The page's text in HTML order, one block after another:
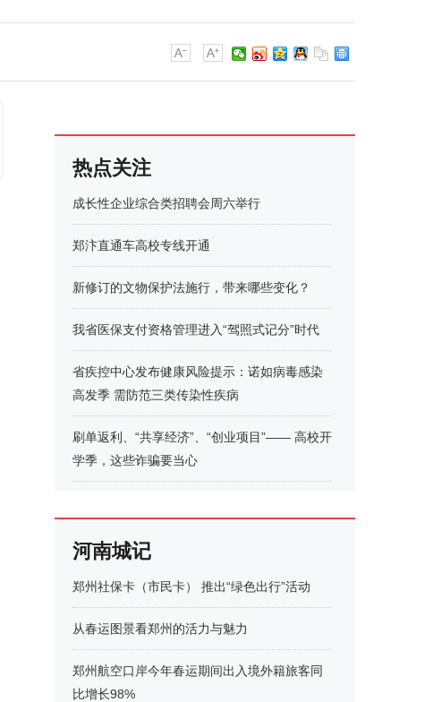
热点关注
成长性企业综合类招聘会周六举行
郑汴直通车高校专线开通
新修订的文物保护法施行，带来哪些变化？
我省医保支付资格管理进入“驾照式记分”时代
省疾控中心发布健康风险提示：诺如病毒感染
高发季 需防范三类传染性疾病
刷单返利、“共享经济”、“创业项目”—— 高校开
学季，这些诈骗要当心
河南城记
郑州社保卡（市民卡） 推出“绿色出行”活动
从春运图景看郑州的活力与魅力
郑州航空口岸今年春运期间出入境外籍旅客同
比增长98%